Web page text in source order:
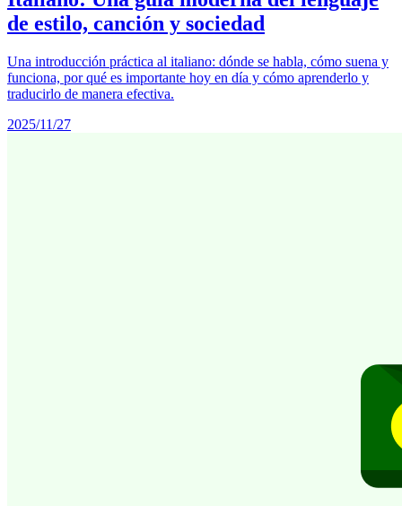
de estilo, canción y sociedad
Una introducción práctica al italiano: dónde se habla, cómo suena y
funciona, por qué es importante hoy en día y cómo aprenderlo y
traducirlo de manera efectiva.
2025/11/27